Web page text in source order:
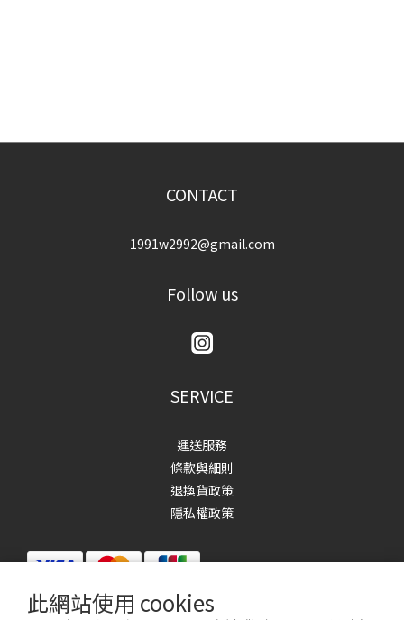
此網站使用 cookies
CONTACT
1991w2992@gmail.com
Follow us
SERVICE
運送服務
條款與細則
退換貨政策
隱私權政策